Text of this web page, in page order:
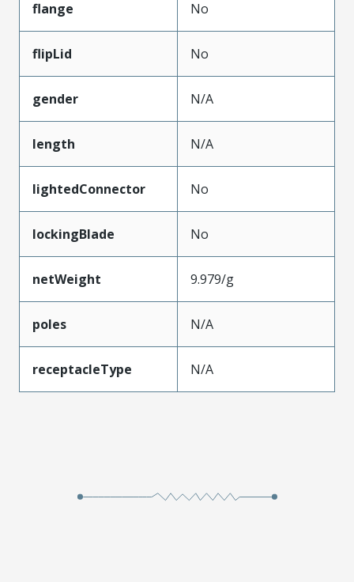
flange No
flipLid No
gender N/A
length N/A
lightedConnector No
lockingBlade No
netWeight 9.979/g
poles N/A
receptacleType N/A